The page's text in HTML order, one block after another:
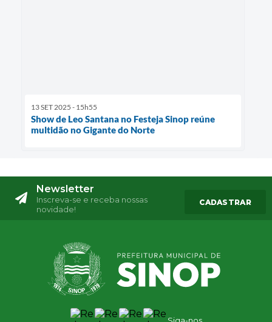
13 SET 2025 - 15h55
Show de Leo Santana no Festeja Sinop reúne
multidão no Gigante do Norte
Newsletter
Inscreva-se e receba nossas
novidade!
CADASTRAR